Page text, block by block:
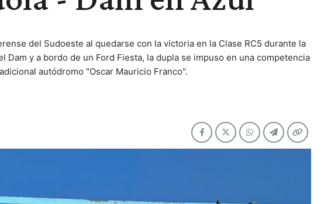
del Sudoeste al quedarse con la victoria en la Clase RC5 durante la
y a bordo de un Ford Fiesta, la dupla se impuso en una competencia
autódromo "Oscar Mauricio Franco".